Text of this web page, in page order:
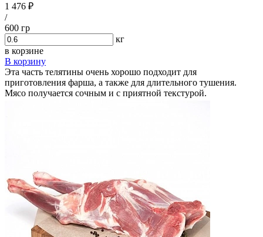
1 476 ₽
/
600 гр
кг
в корзине
В корзину
Эта часть телятины очень хорошо подходит для
приготовления фарша, а также для длительного тушения.
Мясо получается сочным и с приятной текстурой.